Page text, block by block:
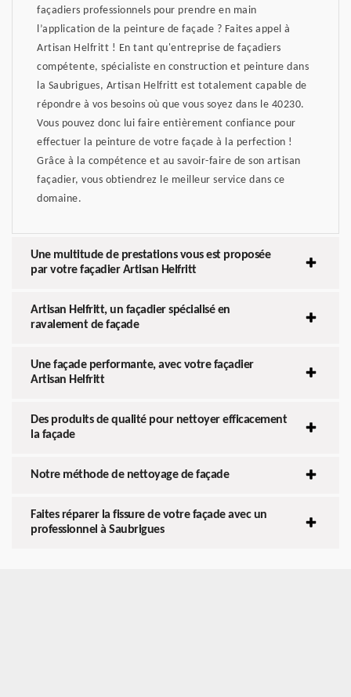
façadiers professionnels pour prendre en main
l’application de la peinture de façade ? Faites appel à
Artisan Helfritt ! En tant qu'entreprise de façadiers
compétente, spécialiste en construction et peinture dans
la Saubrigues, Artisan Helfritt est totalement capable de
répondre à vos besoins où que vous soyez dans le 40230.
Vous pouvez donc lui faire entièrement confiance pour
effectuer la peinture de votre façade à la perfection !
Grâce à la compétence et au savoir-faire de son artisan
façadier, vous obtiendrez le meilleur service dans ce
domaine.
Une multitude de prestations vous est proposée
par votre façadier Artisan Helfritt
Artisan Helfritt, un façadier spécialisé en
ravalement de façade
Une façade performante, avec votre façadier
Artisan Helfritt
Des produits de qualité pour nettoyer efficacement
la façade
Notre méthode de nettoyage de façade
Faites réparer la fissure de votre façade avec un
professionnel à Saubrigues